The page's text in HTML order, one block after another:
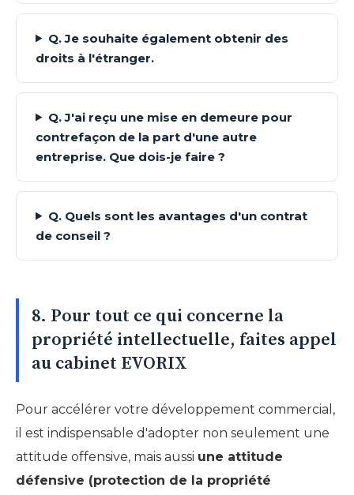
Q. Je souhaite également obtenir des
droits à l'étranger.
Q. J'ai reçu une mise en demeure pour
contrefaçon de la part d'une autre
entreprise. Que dois-je faire ?
Q. Quels sont les avantages d'un contrat
de conseil ?
8. Pour tout ce qui concerne la
propriété intellectuelle, faites appel
au cabinet EVORIX
Pour accélérer votre développement commercial,
il est indispensable d'adopter non seulement une
attitude offensive, mais aussi une attitude
défensive (protection de la propriété